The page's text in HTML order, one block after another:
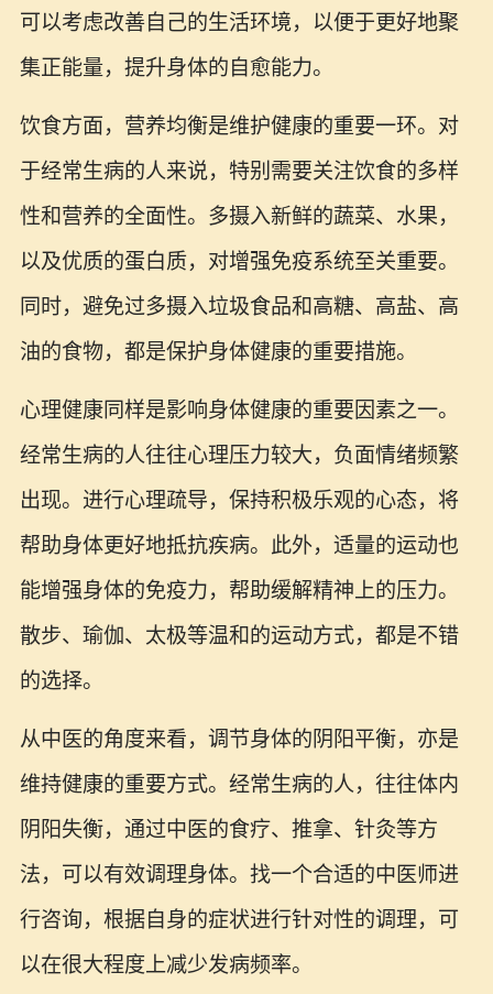
可以考虑改善自己的生活环境，以便于更好地聚
集正能量，提升身体的自愈能力。
饮食方面，营养均衡是维护健康的重要一环。对
于经常生病的人来说，特别需要关注饮食的多样
性和营养的全面性。多摄入新鲜的蔬菜、水果，
以及优质的蛋白质，对增强免疫系统至关重要。
同时，避免过多摄入垃圾食品和高糖、高盐、高
油的食物，都是保护身体健康的重要措施。
心理健康同样是影响身体健康的重要因素之一。
经常生病的人往往心理压力较大，负面情绪频繁
出现。进行心理疏导，保持积极乐观的心态，将
帮助身体更好地抵抗疾病。此外，适量的运动也
能增强身体的免疫力，帮助缓解精神上的压力。
散步、瑜伽、太极等温和的运动方式，都是不错
的选择。
从中医的角度来看，调节身体的阴阳平衡，亦是
维持健康的重要方式。经常生病的人，往往体内
阴阳失衡，通过中医的食疗、推拿、针灸等方
法，可以有效调理身体。找一个合适的中医师进
行咨询，根据自身的症状进行针对性的调理，可
以在很大程度上减少发病频率。